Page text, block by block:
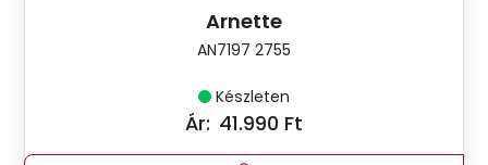
Arnette
AN7197 2755
Készleten
Ár: 41.990 Ft